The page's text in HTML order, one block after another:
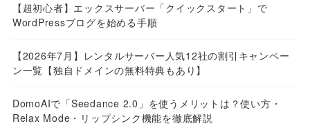
【超初心者】エックスサーバー「クイックスタート」で
WordPressブログを始める手順
【2026年7月】レンタルサーバー人気12社の割引キャンペー
ン一覧【独自ドメインの無料特典もあり】
DomoAIで「Seedance 2.0」を使うメリットは？使い方・
Relax Mode・リップシンク機能を徹底解説